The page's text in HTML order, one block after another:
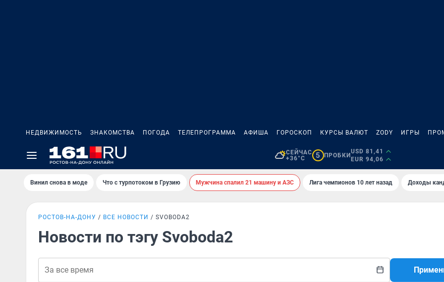
НЕДВИЖИМОСТЬ ЗНАКОМСТВА ПОГОДА ТЕЛЕПРОГРАММА АФИША ГОРОСКОП КУРСЫ ВАЛЮТ ZODY ИГРЫ
СЕЙЧАС
+36°C
5 ПРОБКИ
USD 81,41
EUR 94,06
Винил снова в моде Что с турпотоком в Грузию Мужчина спалил 21 машину и АЗС Лига чемпионов 10 лет назад Доходы
РОСТОВ-НА-ДОНУ ВСЕ НОВОСТИ SVOBODA2
Новости по тэгу Svoboda2